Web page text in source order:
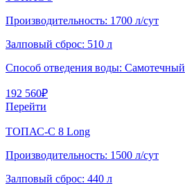
Производительность: 1700 л/сут
Залповый сброс: 510 л
Способ отведения воды: Самотечный
192 560₽
Перейти
ТОПАС-С 8 Long
Производительность: 1500 л/сут
Залповый сброс: 440 л